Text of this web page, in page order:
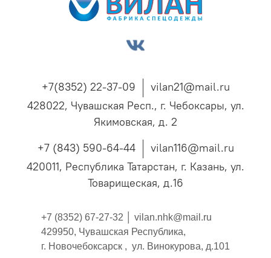
+7(8352) 22-37-09
vilan21@mail.ru
428022, Чувашская Респ., г. Чебоксары, ул.
Якимовская, д. 2
+7 (843) 590-64-44
vilan116@mail.ru
420011, Республика Татарстан, г. Казань, ул.
Товарищеская, д.16
+7 (8352) 67-27-32 │ vilan.nhk@mail.ru
429950, Чувашская Республика,
г. Новочебоксарск , ул. Винокурова, д.101